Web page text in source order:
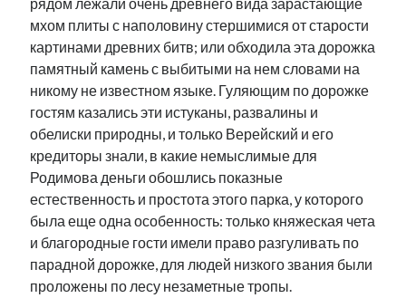
мхом плиты с наполовину стершимися от старости
картинами древних битв; или обходила эта дорожка
памятный камень с выбитыми на нем словами на
никому не известном языке. Гуляющим по дорожке
гостям казались эти истуканы, развалины и
обелиски природны, и только Верейский и его
кредиторы знали, в какие немыслимые для
Родимова деньги обошлись показные
естественность и простота этого парка, у которого
была еще одна особенность: только княжеская чета
и благородные гости имели право разгуливать по
парадной дорожке, для людей низкого звания были
проложены по лесу незаметные тропы.